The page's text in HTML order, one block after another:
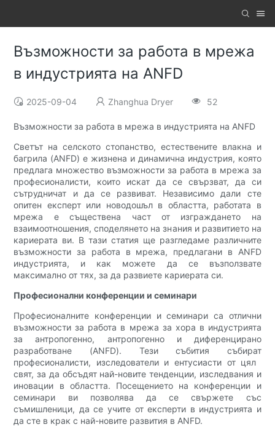
Възможности за работа в мрежа
в индустрията на ANFD
2025-09-04 Zhanghua Dryer 52
Възможности за работа в мрежа в индустрията на ANFD
Светът на селското стопанство, естествените влакна и
багрила (ANFD) е жизнена и динамична индустрия, която
предлага множество възможности за работа в мрежа за
професионалисти, които искат да се свързват, да си
сътрудничат и да се развиват. Независимо дали сте
опитен експерт или новодошъл в областта, работата в
мрежа е съществена част от изграждането на
взаимоотношения, споделянето на знания и развитието на
кариерата ви. В тази статия ще разгледаме различните
възможности за работа в мрежа, предлагани в ANFD
индустрията, и как можете да се възползвате
максимално от тях, за да развиете кариерата си.
Професионални конференции и семинари
Професионалните конференции и семинари са отлични
възможности за работа в мрежа за хора в индустрията
за антропогенно, антропогенно и диференцирано
разработване (ANFD). Тези събития събират
професионалисти, изследователи и ентусиасти от цял ​​
свят, за да обсъдят най-новите тенденции, изследвания и
иновации в областта. Посещението на конференции и
семинари ви позволява да се свържете със
съмишленици, да се учите от експерти в индустрията и
да сте в крак с най-новите развития в ANFD.